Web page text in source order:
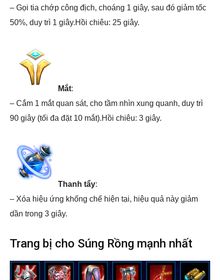
– Gọi tia chớp công địch, choáng 1 giây, sau đó giảm tốc
50%, duy trì 1 giây.Hồi chiêu: 25 giây.
Mắt:
– Cắm 1 mắt quan sát, cho tầm nhìn xung quanh, duy trì
90 giây (tối đa đặt 10 mắt).Hồi chiêu: 3 giây.
Thanh tẩy:
– Xóa hiệu ứng khống chế hiện tại, hiệu quả này giảm
dần trong 3 giây.
Trang bị cho Súng Rồng mạnh nhất